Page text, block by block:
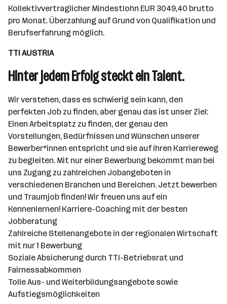
Kollektivvertraglicher Mindestlohn EUR 3049,40 brutto
pro Monat. Überzahlung auf Grund von Qualifikation und
Berufserfahrung möglich.
TTI AUSTRIA
Hinter jedem Erfolg steckt ein Talent.
Wir verstehen, dass es schwierig sein kann, den
perfekten Job zu finden, aber genau das ist unser Ziel:
Einen Arbeitsplatz zu finden, der genau den
Vorstellungen, Bedürfnissen und Wünschen unserer
Bewerber*innen entspricht und sie auf ihren Karriereweg
zu begleiten. Mit nur einer Bewerbung bekommt man bei
uns Zugang zu zahlreichen Jobangeboten in
verschiedenen Branchen und Bereichen. Jetzt bewerben
und Traumjob finden! Wir freuen uns auf ein
Kennenlernen! Karriere-Coaching mit der besten
Jobberatung
Zahlreiche Stellenangebote in der regionalen Wirtschaft
mit nur 1 Bewerbung
Soziale Absicherung durch TTI-Betriebsrat und
Fairnessabkommen
Tolle Aus- und Weiterbildungsangebote sowie
Aufstiegsmöglichkeiten